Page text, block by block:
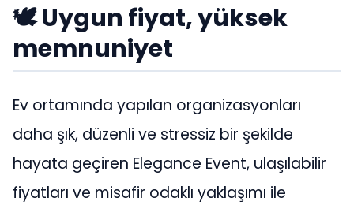
🕊 Uygun fiyat, yüksek
memnuniyet
Ev ortamında yapılan organizasyonları
daha şık, düzenli ve stressiz bir şekilde
hayata geçiren Elegance Event, ulaşılabilir
fiyatları ve misafir odaklı yaklaşımı ile